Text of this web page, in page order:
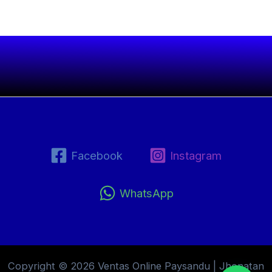
Facebook Instagram
WhatsApp
Copyright © 2026 Ventas Online Paysandu | Jhonatan